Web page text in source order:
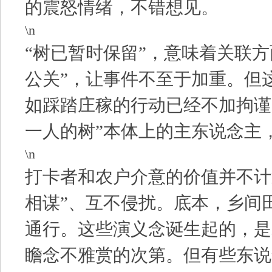
的震怒情绪，不错想见。
\n
“树已暂时保留”，意味着关联
公关”，让事件不至于加重。
如踩踏庄稼的行动已经不加拘
一人的树”本体上的主东说念主
\n
打卡者和农户介意的价值并不
相谋”、互不侵扰。底本，乡间
通行。这些演义念诞生起的，
瞻念不雅赏的次第。但有些东